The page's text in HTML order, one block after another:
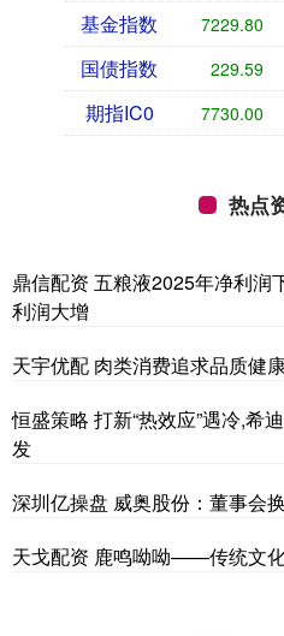
基金指数 7229.80
国债指数 229.59
期指IC0 7730.00
热点
鼎信配资 五粮液2025年净利润
利润大增
天宇优配 肉类消费追求品质健
恒盛策略 打新“热效应”遇冷,希
发
深圳亿操盘 威奥股份：董事会
天戈配资 鹿鸣呦呦——传统文